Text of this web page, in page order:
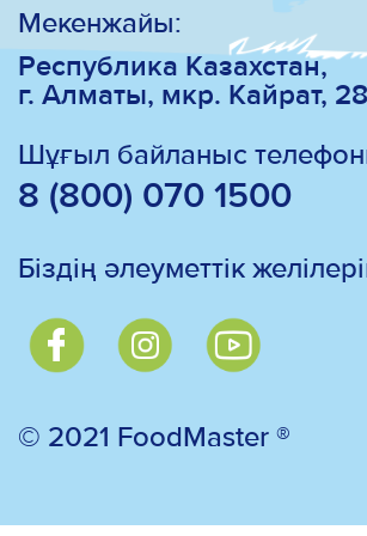
Мекенжайы:
Республика Казахстан,
г. Алматы, мкр. Кайрат,
Шұғыл байланыс
8 (800) 070 1500
Біздің әлеуметтік
© 2021 FoodMaster ®